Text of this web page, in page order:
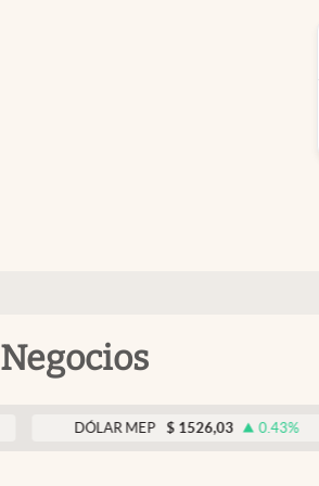
Negocios
DÓLAR MEP $ 1526,03 0.43%